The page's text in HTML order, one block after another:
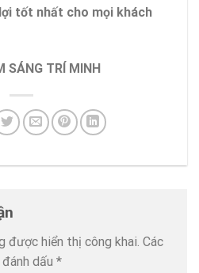
tốt nhất cho mọi khách
SÁNG TRÍ MINH
được hiển thị công khai. Các
dấu *